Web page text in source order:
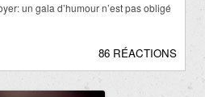
un gala d’humour n’est pas obligé
86 RÉACTIONS